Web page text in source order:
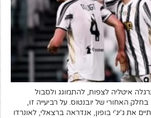
איטליה לצפות, להתמוגג ולסבול
מרביעיית ה-BBBC בחלק האחורי של יובנטוס. על רביעייה זו,
את ג'יג'י בופון, אנדראה ברצאלי, לאונרדו